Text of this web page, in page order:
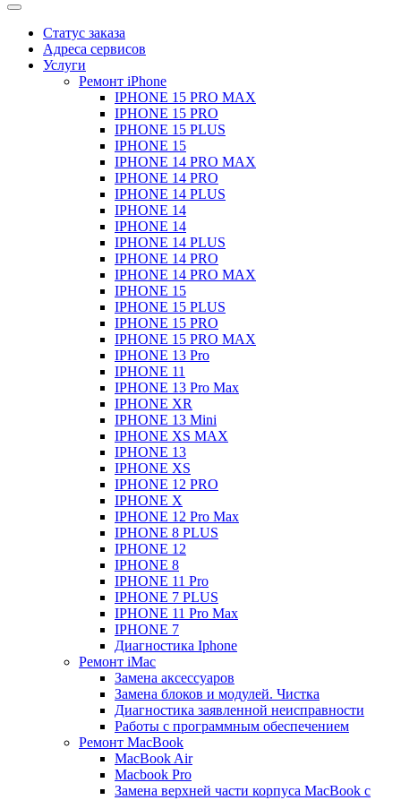
Статус заказа
Адреса сервисов
Услуги
Ремонт iPhone
IPHONE 15 PRO MAX
IPHONE 15 PRO
IPHONE 15 PLUS
IPHONE 15
IPHONE 14 PRO MAX
IPHONE 14 PRO
IPHONE 14 PLUS
IPHONE 14
IPHONE 14
IPHONE 14 PLUS
IPHONE 14 PRO
IPHONE 14 PRO MAX
IPHONE 15
IPHONE 15 PLUS
IPHONE 15 PRO
IPHONE 15 PRO MAX
IPHONE 13 Pro
IPHONE 11
IPHONE 13 Pro Max
IPHONE XR
IPHONE 13 Mini
IPHONE XS MAX
IPHONE 13
IPHONE XS
IPHONE 12 PRO
IPHONE X
IPHONE 12 Pro Max
IPHONE 8 PLUS
IPHONE 12
IPHONE 8
IPHONE 11 Pro
IPHONE 7 PLUS
IPHONE 11 Pro Max
IPHONE 7
Диагностика Iphone
Ремонт iMac
Замена аксессуаров
Замена блоков и модулей. Чистка
Диагностика заявленной неисправности
Работы с программным обеспечением
Ремонт MacBook
MacBook Air
Macbook Pro
Замена верхней части корпуса MacBook с